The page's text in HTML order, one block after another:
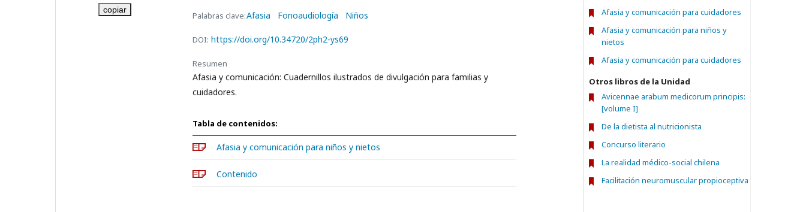
copiar
Palabras clave:Afasia Fonoaudiología Niños
DOI: https://doi.org/10.34720/2ph2-ys69
Resumen
Afasia y comunicación: Cuadernillos ilustrados de divulgación para familias y
cuidadores.
Tabla de contenidos:
Afasia y comunicación para niños y nietos
Contenido
Afasia y comunicación para cuidadores
Afasia y comunicación para niños y
nietos
Afasia y comunicación para cuidadores
Otros libros de la Unidad
Avicennae arabum medicorum principis:
[volume I]
De la dietista al nutricionista
Concurso literario
La realidad médico-social chilena
Facilitación neuromuscular propioceptiva